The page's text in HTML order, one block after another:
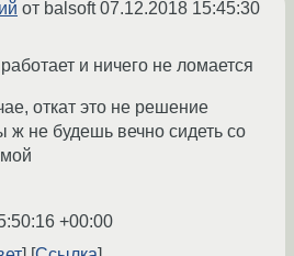
от balsoft07.12.2018 15:45:30
и ничего не ломается
откат это не решение
ж не будешь вечно сидеть со
+00:00